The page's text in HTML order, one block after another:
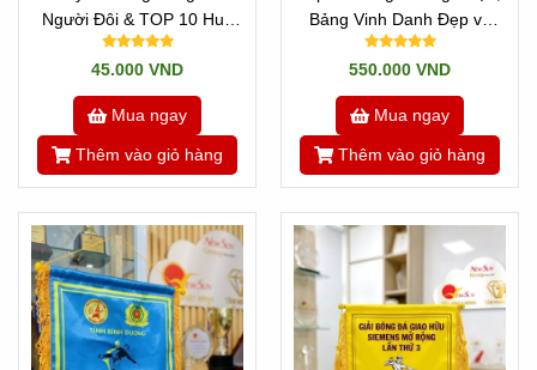
Người Đôi & TOP 10 Huy
Chương Bóng Đá Mẫu Đẹp
Có Sẵn
45.000 VND
Mua ngay
Thêm vào giỏ hàng
Bảng Vinh Danh Đẹp và
Hiện Đại Nhất Hiện Tại
550.000 VND
Mua ngay
Thêm vào giỏ hàng